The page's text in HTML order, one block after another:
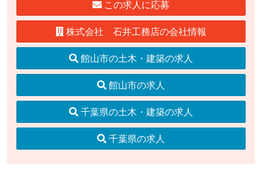
この求人に応募
株式会社 石井工務店の会社情報
館山市の土木・建築の求人
館山市の求人
千葉県の土木・建築の求人
千葉県の求人